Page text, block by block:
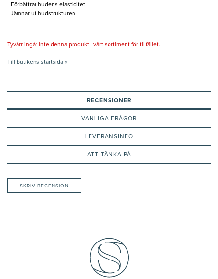
- Förbättrar hudens elasticitet
- Jämnar ut hudstrukturen
Tyvärr ingår inte denna produkt i vårt sortiment för tillfället.
Till butikens startsida »
RECENSIONER
VANLIGA FRÅGOR
LEVERANSINFO
ATT TÄNKA PÅ
SKRIV RECENSION